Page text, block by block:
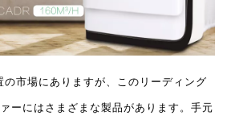
市場にありますが、このリーディング
ーにはさまざまな製品があります。手元